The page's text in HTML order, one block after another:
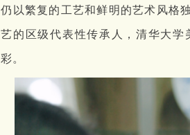
仍以繁复的工艺和鲜明的艺术风格
艺的区级代表性传承人，清华大
彩。